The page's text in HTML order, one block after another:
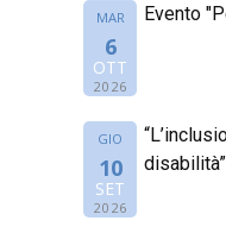
MAR
6
OTT
2026
Evento
GIO
10
SET
2026